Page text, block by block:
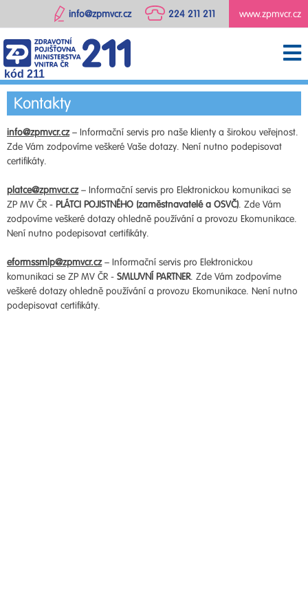
www.zpmvcr.cz
224 211 211
info@zpmvcr.cz
kód 211
Kontakty
info@zpmvcr.cz– Informační servis pro naše klienty a širokou veřejnost.
Zde Vám zodpovíme veškeré Vaše dotazy. Není nutno podepisovat
certifikáty.
platce@zpmvcr.cz– Informační servis pro Elektronickou komunikaci se
ZP MV ČR - PLÁTCI POJISTNÉHO (zaměstnavatelé a OSVČ). Zde Vám
zodpovíme veškeré dotazy ohledně používání a provozu Ekomunikace.
Není nutno podepisovat certifikáty.
eformssmlp@zpmvcr.cz– Informační servis pro Elektronickou
komunikaci se ZP MV ČR - SMLUVNÍ PARTNER. Zde Vám zodpovíme
veškeré dotazy ohledně používání a provozu Ekomunikace. Není nutno
podepisovat certifikáty.